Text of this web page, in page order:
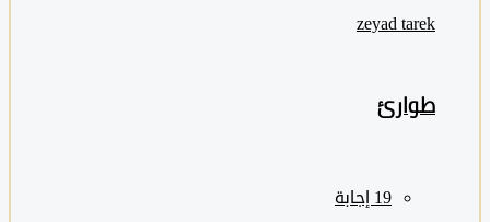
zeyad ‎tarek
طوارئ